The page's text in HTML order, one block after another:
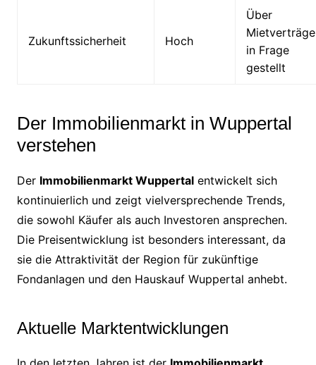
Zukunftssicherheit Hoch
Über
Mietverträge
in Frage
gestellt
Der Immobilienmarkt in Wuppertal
verstehen
Der Immobilienmarkt Wuppertalentwickelt sich
kontinuierlich und zeigt vielversprechende Trends,
die sowohl Käufer als auch Investoren ansprechen.
Die Preisentwicklung ist besonders interessant, da
sie die Attraktivität der Region für zukünftige
Fondanlagen und den Hauskauf Wuppertal anhebt.
Aktuelle Marktentwicklungen